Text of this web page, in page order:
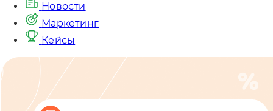
Новости
Маркетинг
Кейсы